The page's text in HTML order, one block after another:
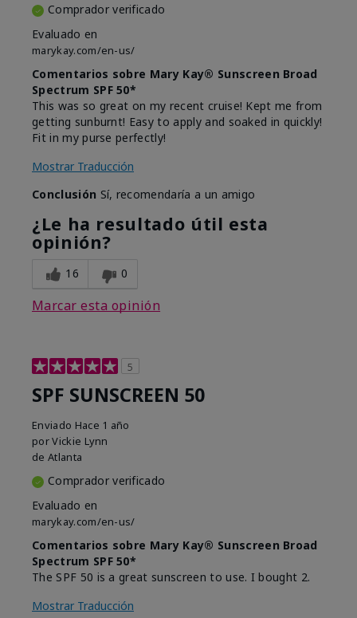
Comprador verificado
Evaluado en
marykay.com/en-us/
Comentarios sobre Mary Kay® Sunscreen Broad
Spectrum SPF 50*
This was so great on my recent cruise! Kept me from
getting sunburnt! Easy to apply and soaked in quickly!
Fit in my purse perfectly!
Mostrar Traducción
Conclusión Sí, recomendaría a un amigo
¿Le ha resultado útil esta
opinión?
16 0
Marcar esta opinión
5
SPF SUNSCREEN 50
Enviado Hace 1 año
porVickie Lynn
de Atlanta
Comprador verificado
Evaluado en
marykay.com/en-us/
Comentarios sobre Mary Kay® Sunscreen Broad
Spectrum SPF 50*
The SPF 50 is a great sunscreen to use. I bought 2.
Mostrar Traducción